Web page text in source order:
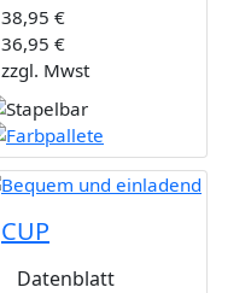
38,95 €
36,95 €
zzgl. Mwst
CUP
Datenblatt